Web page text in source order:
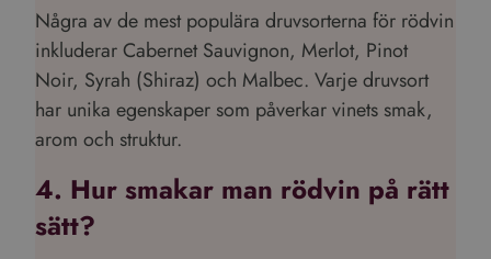
Några av de mest populära druvsorterna för rödvin
inkluderar Cabernet Sauvignon, Merlot, Pinot
Noir, Syrah (Shiraz) och Malbec. Varje druvsort
har unika egenskaper som påverkar vinets smak,
arom och struktur.
4. Hur smakar man rödvin på rätt
sätt?